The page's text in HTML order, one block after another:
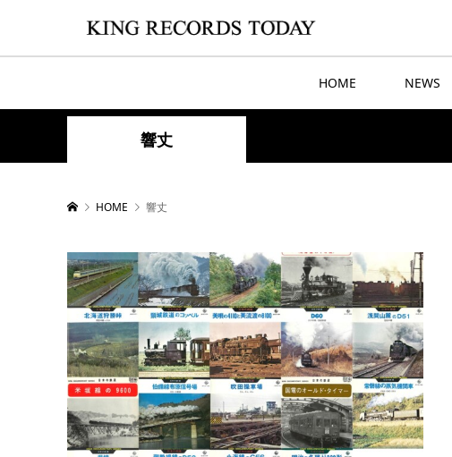
HOME NEWS
響丈
HOME 響丈